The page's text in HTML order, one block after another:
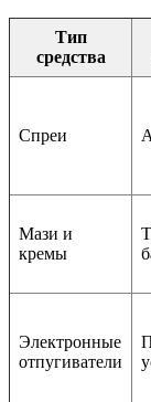
Тип
средства
Спреи
Мази и
кремы
Электронные
отпугиватели